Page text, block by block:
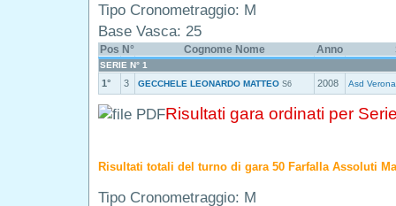
Tipo Cronometraggio: M
Base Vasca: 25
Pos N° Cognome Nome Anno
SERIE N° 1
1° 3 GECCHELE LEONARDO MATTEO S6 2008 Asd
Risultati gara ordinati per
Risultati totali del turno di gara 50 Farfalla Assoluti
Tipo Cronometraggio: M